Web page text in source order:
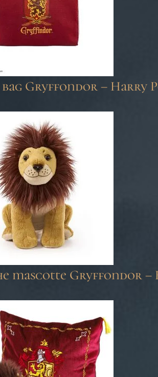
Gryffondor – Harry
mascotte Gryffondor